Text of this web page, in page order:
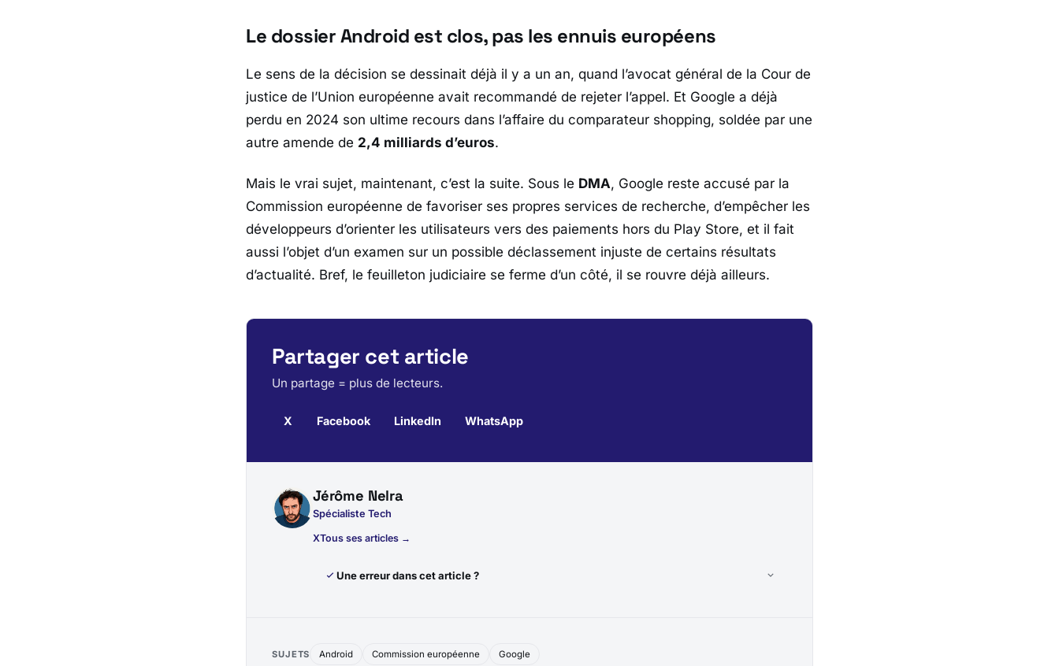
Le dossier Android est clos, pas les ennuis européens
Le sens de la décision se dessinait déjà il y a un an, quand l’avocat général de la Cour de
justice de l’Union européenne avait recommandé de rejeter l’appel. Et Google a déjà
perdu en 2024 son ultime recours dans l’affaire du comparateur shopping, soldée par une
autre amende de 2,4 milliards d’euros.
Mais le vrai sujet, maintenant, c’est la suite. Sous le DMA, Google reste accusé par la
Commission européenne de favoriser ses propres services de recherche, d’empêcher les
développeurs d’orienter les utilisateurs vers des paiements hors du Play Store, et il fait
aussi l’objet d’un examen sur un possible déclassement injuste de certains résultats
d’actualité. Bref, le feuilleton judiciaire se ferme d’un côté, il se rouvre déjà ailleurs.
Partager cet article
Un partage = plus de lecteurs.
X Facebook LinkedIn WhatsApp
Jérôme Nelra
Spécialiste Tech
XTous ses articles →
Une erreur dans cet article ?
SUJETS Android Commission européenne Google